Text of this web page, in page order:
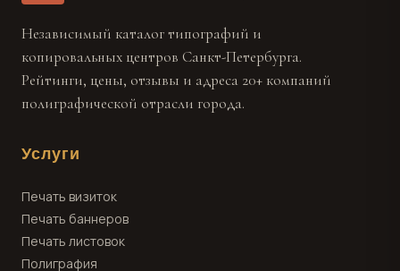
Независимый каталог типографий и
копировальных центров Санкт-Петербурга.
Рейтинги, цены, отзывы и адреса 20+ компаний
полиграфической отрасли города.
Услуги
Печать визиток
Печать баннеров
Печать листовок
Полиграфия